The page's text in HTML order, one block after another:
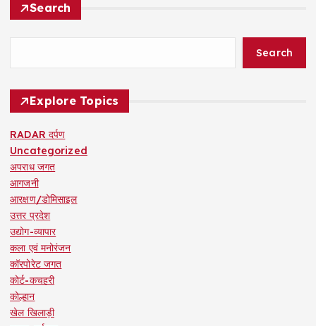
Search
Search
Explore Topics
RADAR दर्पण
Uncategorized
अपराध जगत
आगजनी
आरक्षण/डोमिसाइल
उत्तर प्रदेश
उद्योग-व्यापार
कला एवं मनोरंजन
कॉरपोरेट जगत
कोर्ट-कचहरी
कोल्हान
खेल खिलाड़ी